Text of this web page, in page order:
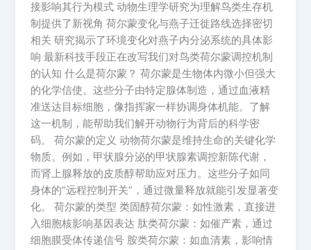
接影响其行为模式 动物生理学研究为理解鸟类生存机
制提供了新视角 荷尔蒙变化与燕子迁徙路线选择密切
相关 研究揭示了环境变化对燕子内分泌系统的具体影
响 最新科技手段正在改写我们对鸟类荷尔蒙调控机制
的认知 什么是荷尔蒙？ 荷尔蒙是生物体内微小但强大
的化学信使。这些分子由特定腺体制造，通过血液精
准送达目标细胞，像指挥家一样协调身体机能。了解
这一机制，能帮助我们解开动物行为背后的科学密
码。 荷尔蒙的定义 动物荷尔蒙是维持生命的关键化学
物质。例如，甲状腺分泌的甲状腺素调控新陈代谢，
而肾上腺释放的皮质醇帮助应对压力。这些分子如同
身体的“远程控制开关”，通过微量释放就能引发显著变
化。 荷尔蒙的类型 类固醇荷尔蒙：如性激素，直接进
入细胞核影响基因表达 肽类荷尔蒙：如催产素，通过
细胞膜受体传递信号 胺类荷尔蒙：如血清素，影响情